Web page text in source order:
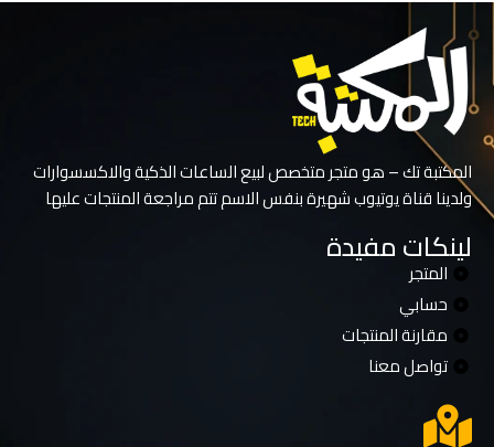
المكتبة تك – هو متجر متخصص لبيع الساعات الذكية والاكسسوارات
ولدينا قناة يوتيوب شهيرة بنفس الاسم تتم مراجعة المنتجات عليها
لينكات مفيدة
المتجر
حسابي
مقارنة المنتجات
تواصل معنا